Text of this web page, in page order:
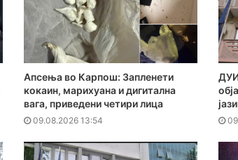
Апсења во Карпош: Запленети
кокаин, марихуана и дигитална
вага, приведени четири лица
09.08.2026 13:54